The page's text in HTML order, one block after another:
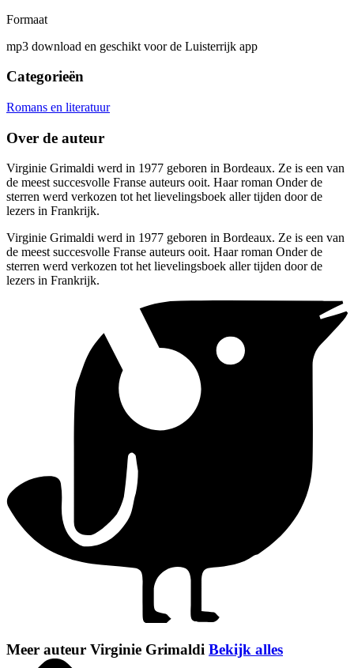
Formaat
mp3 download en geschikt voor de Luisterrijk app
Categorieën
Romans en literatuur
Over de auteur
Virginie Grimaldi werd in 1977 geboren in Bordeaux. Ze is een van
de meest succesvolle Franse auteurs ooit. Haar roman Onder de
sterren werd verkozen tot het lievelingsboek aller tijden door de
lezers in Frankrijk.
Virginie Grimaldi werd in 1977 geboren in Bordeaux. Ze is een van
de meest succesvolle Franse auteurs ooit. Haar roman Onder de
sterren werd verkozen tot het lievelingsboek aller tijden door de
lezers in Frankrijk.
Meer auteur Virginie Grimaldi Bekijk alles